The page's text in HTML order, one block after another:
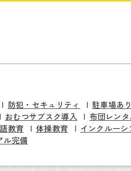
防犯・セキュリティ 駐車場あり
おむつサブスク導入
布団レン
教育 体操教育
インクルーシ
ル完備